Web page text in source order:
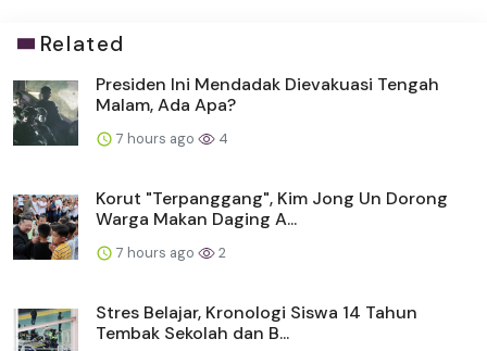
Related
Presiden Ini Mendadak Dievakuasi Tengah
Malam, Ada Apa?
7 hours ago 4
Korut "Terpanggang", Kim Jong Un Dorong
Warga Makan Daging A...
7 hours ago 2
Stres Belajar, Kronologi Siswa 14 Tahun
Tembak Sekolah dan B...